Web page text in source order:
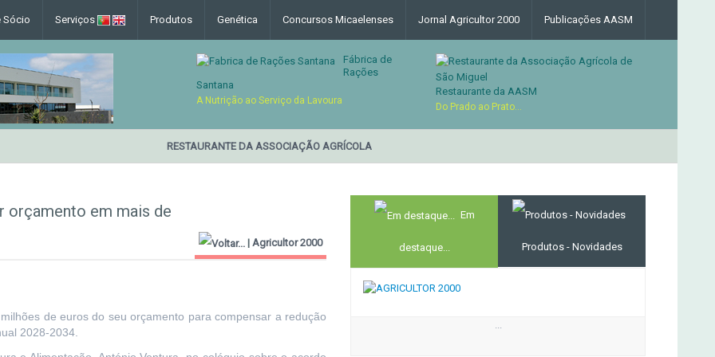
Sócio Serviços Produtos Genética Concursos Micaelenses Jornal Agricultor 2000 Publicações AASM
Fábrica de
Rações
Santana
A Nutrição ao Serviço da Lavoura
Restaurante da AASM
Do Prado ao Prato...
RESTAURANTE DA ASSOCIAÇÃO AGRÍCOLA
orçamento em mais de
| Agricultor 2000
de euros do seu orçamento para compensar a redução
2028-2034.
Em
destaque... Produtos - Novidades